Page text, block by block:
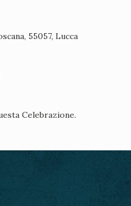
55057, Lucca
Celebrazione.